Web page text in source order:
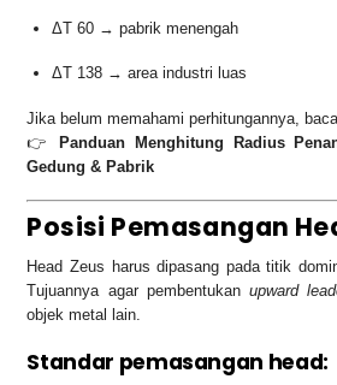
ΔT 60 → pabrik menengah
ΔT 138 → area industri luas
Jika belum memahami perhitungannya,
👉
Panduan Menghitung Radius
Gedung & Pabrik
Posisi Pemasangan
Head Zeus harus dipasang pada titik
Tujuannya agar pembentukan upward
objek metal lain.
Standar pemasangan head: